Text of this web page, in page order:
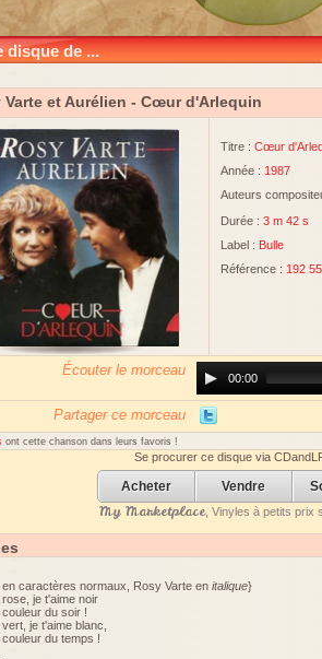
disque de ...
Varte et Aurélien - Cœur d'Arlequin
Titre : Cœur
Année : 1987
Auteurs
Durée : 3 m 42 s
Label : Bulle
Référence : 192
Écouter le morceau
Player00:00
Partager ce morceau
ont cette chanson dans leurs favoris !
Se procurer ce disque via
Acheter Vendre
My Marketplace, Vinyles à petits prix
en caractères normaux, Rosy Varte en italique}
je t'aime noir
du soir !
je t'aime blanc,
du temps !